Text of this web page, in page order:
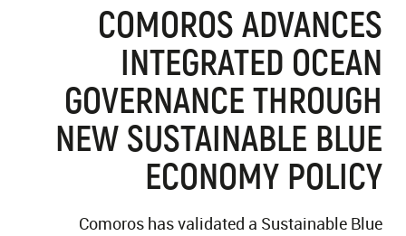
COMOROS ADVANCES
INTEGRATED OCEAN
GOVERNANCE THROUGH
NEW SUSTAINABLE BLUE
ECONOMY POLICY
Comoros has validated a Sustainable Blue